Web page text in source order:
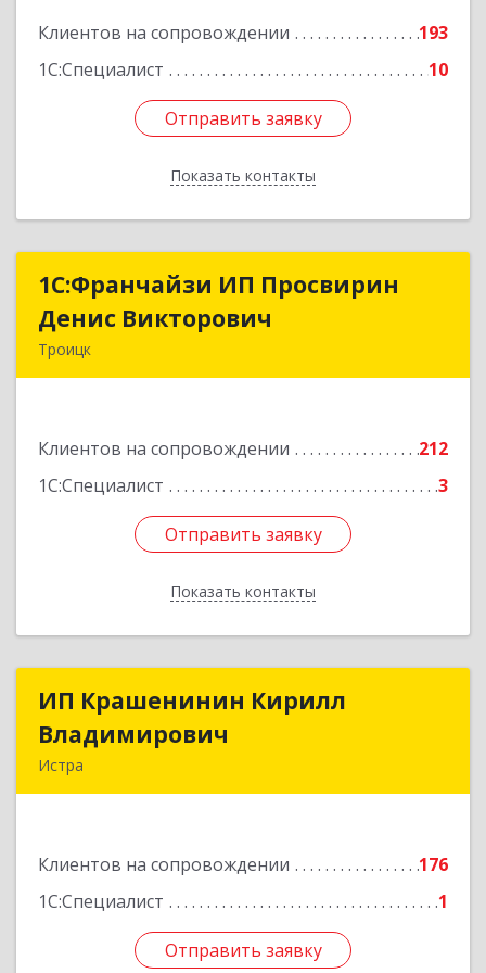
Клиентов на сопровождении
193
1С:Специалист
10
Отправить заявку
Показать контакты
Отправить заявку
Назад
1C:Франчайзи ИП Просвирин
Денис Викторович
Троицк
Клиентов на сопровождении
212
1С:Специалист
3
Отправить заявку
Показать контакты
1C:Франчайзи ИП Просвирин
Денис Викторович
Подробнее
Отправить заявку
Назад
ИП Крашенинин Кирилл
Владимирович
Истра
Клиентов на сопровождении
176
1С:Специалист
1
Отправить заявку
ИП Крашенинин Кирилл
Подробнее
Отправить заявку